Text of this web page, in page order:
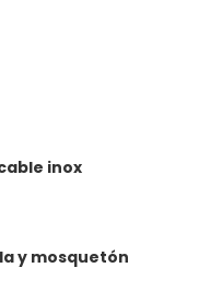
inox
y mosquetón